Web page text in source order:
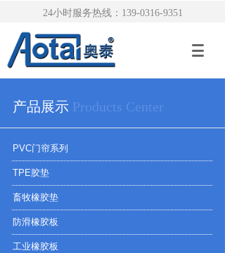
24小时服务热线：139-0316-9351
PVC门帘系列
TPE胶垫
畜牧橡胶垫
防滑橡胶板
工业橡胶板
产品展示 Products Center